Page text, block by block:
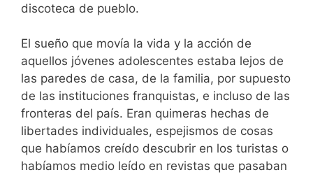
discoteca de pueblo.
El sueño que movía la vida y la acción de
aquellos jóvenes adolescentes estaba lejos de
las paredes de casa, de la familia, por supuesto
de las instituciones franquistas, e incluso de las
fronteras del país. Eran quimeras hechas de
libertades individuales, espejismos de cosas
que habíamos creído descubrir en los turistas o
habíamos medio leído en revistas que pasaban